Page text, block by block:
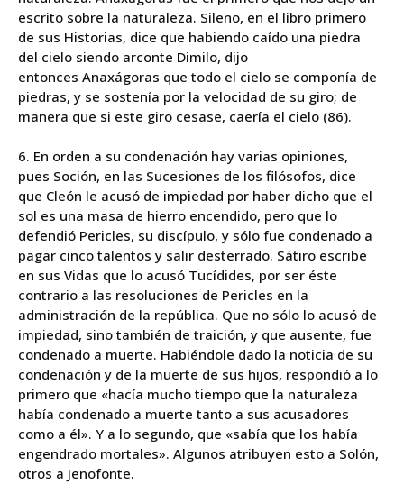
escrito sobre la naturaleza. Sileno, en el libro primero
de sus Historias, dice que habiendo caído una piedra
del cielo siendo arconte Dimilo, dijo
entonces Anaxágoras que todo el cielo se componía de
piedras, y se sostenía por la velocidad de su giro; de
manera que si este giro cesase, caería el cielo (86).
6. En orden a su condenación hay varias opiniones,
pues Soción, en las Sucesiones de los filósofos, dice
que Cleón le acusó de impiedad por haber dicho que el
sol es una masa de hierro encendido, pero que lo
defendió Pericles, su discípulo, y sólo fue condenado a
pagar cinco talentos y salir desterrado. Sátiro escribe
en sus Vidas que lo acusó Tucídides, por ser éste
contrario a las resoluciones de Pericles en la
administración de la república. Que no sólo lo acusó de
impiedad, sino también de traición, y que ausente, fue
condenado a muerte. Habiéndole dado la noticia de su
condenación y de la muerte de sus hijos, respondió a lo
primero que «hacía mucho tiempo que la naturaleza
había condenado a muerte tanto a sus acusadores
como a él». Y a lo segundo, que «sabía que los había
engendrado mortales». Algunos atribuyen esto a Solón,
otros a Jenofonte.